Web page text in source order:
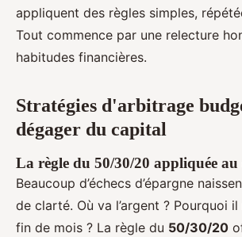
appliquent des règles simples,
Tout commence par une relecture
habitudes financières.
Stratégies d'arbitrage
dégager du capital
La règle du 50/30/20 appliquée
Beaucoup d’échecs d’épargne
de clarté. Où va l’argent ? Pourquoi
fin de mois ? La règle du 50/30/20